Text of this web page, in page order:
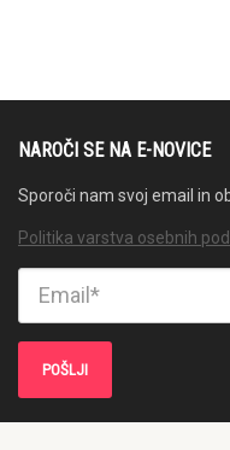
NAROČI SE NA E-NOVICE
Sporoči nam svoj email in
Politika varstva osebnih